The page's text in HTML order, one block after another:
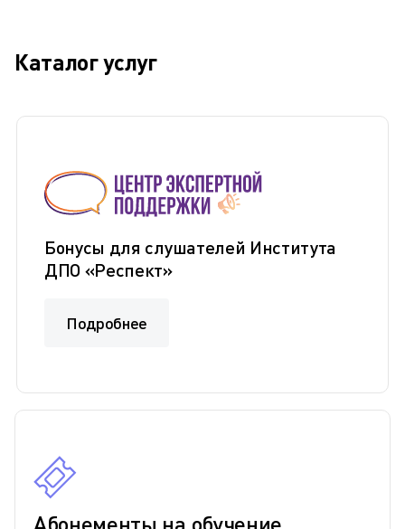
Каталог услуг
Бонусы для слушателей Института
ДПО «Респект»
Подробнее
Абонементы на обучение